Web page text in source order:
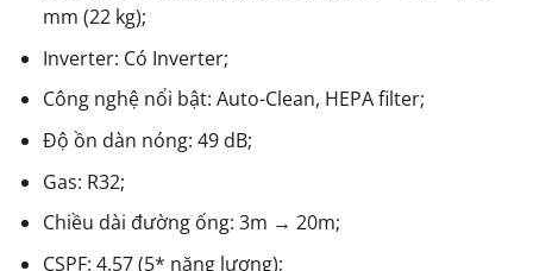
mm (22 kg);
Inverter: Có Inverter;
Công nghệ nổi bật: Auto-Clean, HEPA filter;
Độ ồn dàn nóng: 49 dB;
Gas: R32;
Chiều dài đường ống: 3m → 20m;
CSPF: 4.57 (5* năng lượng);